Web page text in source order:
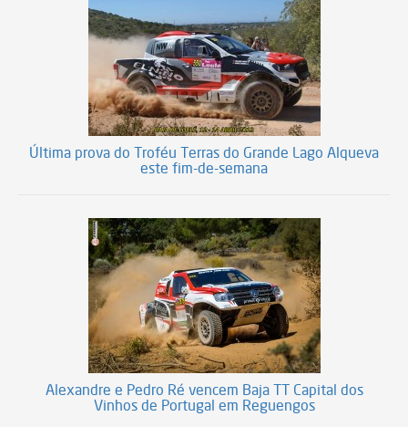
Última prova do Troféu Terras do Grande Lago Alqueva
este fim-de-semana
Alexandre e Pedro Ré vencem Baja TT Capital dos
Vinhos de Portugal em Reguengos